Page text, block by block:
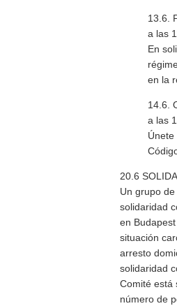
13.6.
a las
En
en la
14.6.
a las
20.6
Un grupo
solidaridad
en
situación
arresto
solidaridad
Comité está
número de